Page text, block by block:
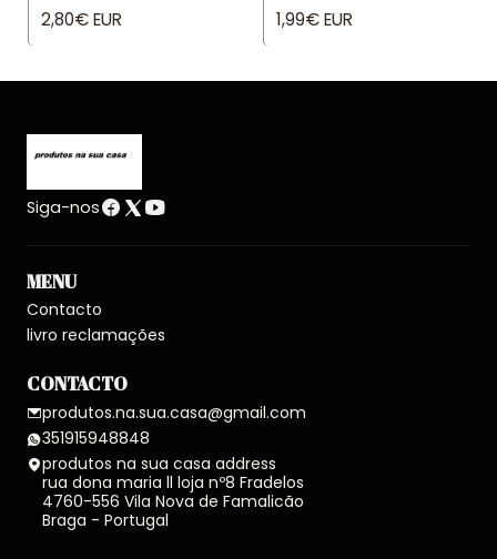
2,80€ EUR 1,99€ EUR
Siga-nos
MENU
Contacto
livro reclamações
CONTACTO
produtos.na.sua.casa@gmail.com
351915948848
produtos na sua casa address
rua dona maria ll loja nº8 Fradelos
4760-556 Vila Nova de Famalicão
Braga - Portugal